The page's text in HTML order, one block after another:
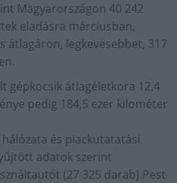
Magyarországon 40 242
eladásra márciusban,
átlagáron, legkevesebbet, 317
gépkocsik átlagéletkora 12,4
pedig 184,5 ezer kilométer
és piackutatatási
adatok szerint
(27 325 darab) Pest